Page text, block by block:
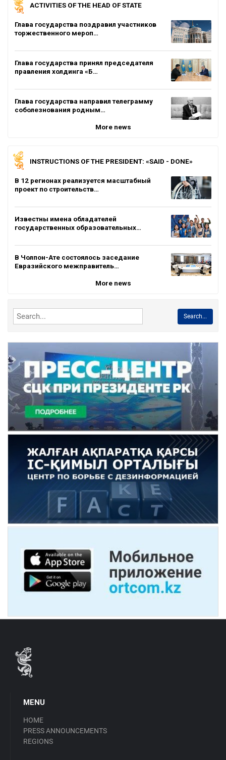
ACTIVITIES OF THE HEAD OF STATE
Глава государства поздравил участников
торжественного мероп…
Глава государства принял председателя
правления холдинга «Б…
Глава государства направил телеграмму
соболезнования родным…
More news
INSTRUCTIONS OF THE PRESIDENT: «SAID - DONE»
В 12 регионах реализуется масштабный
проект по строительств…
Известны имена обладателей
государственных образовательных…
В Чолпон-Ате состоялось заседание
Евразийского межправитель…
More news
Search...
MENU
HOME
PRESS ANNOUNCEMENTS
REGIONS